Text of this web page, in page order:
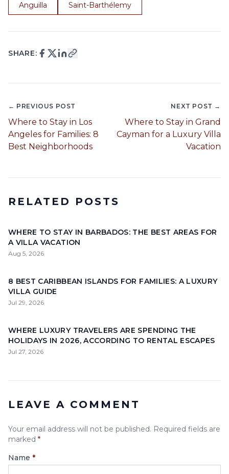
Anguilla Saint-Barthélemy
SHARE:
← PREVIOUS POST
Where to Stay in Los
Angeles for Families: 8
Best Neighborhoods
NEXT POST →
Where to Stay in Grand
Cayman for a Luxury Villa
Vacation
RELATED POSTS
WHERE TO STAY IN BARBADOS: THE BEST AREAS FOR
A VILLA VACATION
Aug 5, 2026
8 BEST CARIBBEAN ISLANDS FOR FAMILIES: A LUXURY
VILLA GUIDE
Jul 29, 2026
WHERE LUXURY TRAVELERS ARE SPENDING THE
HOLIDAYS IN 2026, ACCORDING TO RENTAL ESCAPES
Jul 27, 2026
LEAVE A COMMENT
Your email address will not be published. Required fields are
marked *
Name *